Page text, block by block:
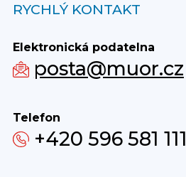
RYCHLÝ KONTAKT
Elektronická podatelna
posta@muor.cz
Telefon
+420 596 581 111